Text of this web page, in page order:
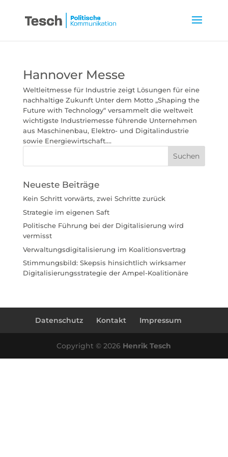
Hannover Messe
Weltleitmesse für Industrie zeigt Lösungen für eine
nachhaltige Zukunft Unter dem Motto „Shaping the
Future with Technology“ versammelt die weltweit
wichtigste Industriemesse führende Unternehmen
aus Maschinenbau, Elektro- und Digitalindustrie
sowie Energiewirtschaft....
Neueste Beiträge
Kein Schritt vorwärts, zwei Schritte zurück
Strategie im eigenen Saft
Politische Führung bei der Digitalisierung wird
vermisst
Verwaltungsdigitalisierung im Koalitionsvertrag
Stimmungsbild: Skepsis hinsichtlich wirksamer
Digitalisierungsstrategie der Ampel-Koalitionäre
Datenschutz Kontakt Impressum
Copyright © 2026 Henrik Tesch